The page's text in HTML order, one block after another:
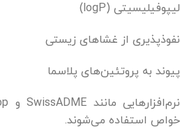
لیپوفیلیسیتی (logP)
نفوذپذیری از غشاهای زیستی
پیوند به پروتئین‌های پلاسما
خواص استفاده می‌شوند.